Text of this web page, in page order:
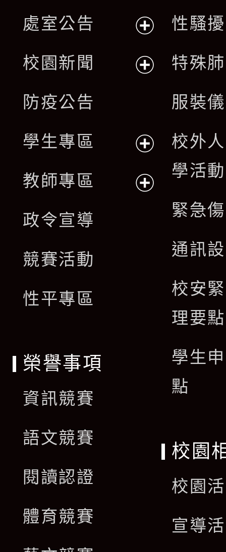
處室公告
開
單
校園新聞
選
單
防疫公告
學生專區
開
教師專區
政令宣導
競賽活動
性平專區
性騷
特殊
服裝
校外
學活
緊急
通訊
校安
理要點
學生
點
榮譽事項
資訊競賽
語文競賽
閱讀認證
體育競賽
校園
校園
宣導